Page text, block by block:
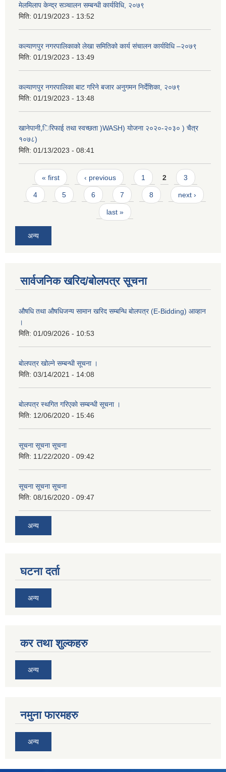
मेलमिलाप केन्द्र सञ्चालन सम्बन्धी कार्यविधि, २०७९
मिति: 01/19/2023 - 13:52
कल्याणपुर नगरपालिकाको लेखा समितिको कार्य संचालन कार्यविधि –२०७९
मिति: 01/19/2023 - 13:49
कल्याणपुर नगरपालिका बाट गरिने बजार अनुगमन निर्देशिका, २०७९
मिति: 01/19/2023 - 13:48
खानेपानी,िरिफाई तथा स्वच्छता )WASH) योजना २०२०-२०३० ) चैत्र
१०७८)
मिति: 01/13/2023 - 08:41
Pages
« first ‹ previous 1 2 3
4 5 6 7 8 next ›
last »
अन्य
सार्वजनिक खरिद/बोलपत्र सूचना
औषधि तथा औषधिजन्य सामान खरिद सम्बन्धि बोलपत्र (E-Bidding) आव्हान
।
मिति: 01/09/2026 - 10:53
बाेलपत्र खोल्ने सम्बन्धी सूचना ।
मिति: 03/14/2021 - 14:08
बाेलपत्र स्थगित गरिएकाे सम्बन्धी सूचना ।
मिति: 12/06/2020 - 15:46
सूचना सूचना सूचना
मिति: 11/22/2020 - 09:42
सूचना सूचना सूचना
मिति: 08/16/2020 - 09:47
अन्य
घटना दर्ता
अन्य
कर तथा शुल्कहरु
अन्य
नमुना फारमहरु
अन्य